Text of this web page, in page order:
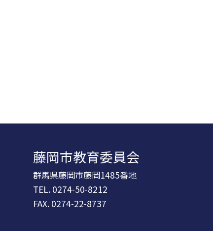
藤岡市教育委員会
群馬県藤岡市藤岡1485番地
TEL. 0274-50-8212
FAX. 0274-22-8737